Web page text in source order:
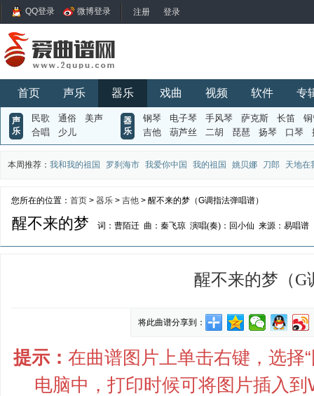
QQ登录 微博登录
首页 声乐 器乐 戏曲 视频 软件 专
声
乐
民歌 通俗
美声
合唱
少儿
器
乐
钢琴 电子琴 手风琴 萨克斯 长笛
吉他
葫芦丝 二胡 琵琶 扬琴 口琴
本周推荐： 我和我的祖国 罗刹海市 我爱你中国 我的祖国 姚贝娜 刀郎 天地在
您所在的位置： 首页 > 器乐 > 吉他 > 醒不来的梦（G调指法弹唱谱）
醒不来的梦 词：曹陌迁 曲：秦飞琼 演唱(奏)：回小仙 来源：易唱谱
醒不来的梦（G
将此曲谱分享到：
提示： 在曲谱图片上单击右键，选择
电脑中，打印时候可将图片插入